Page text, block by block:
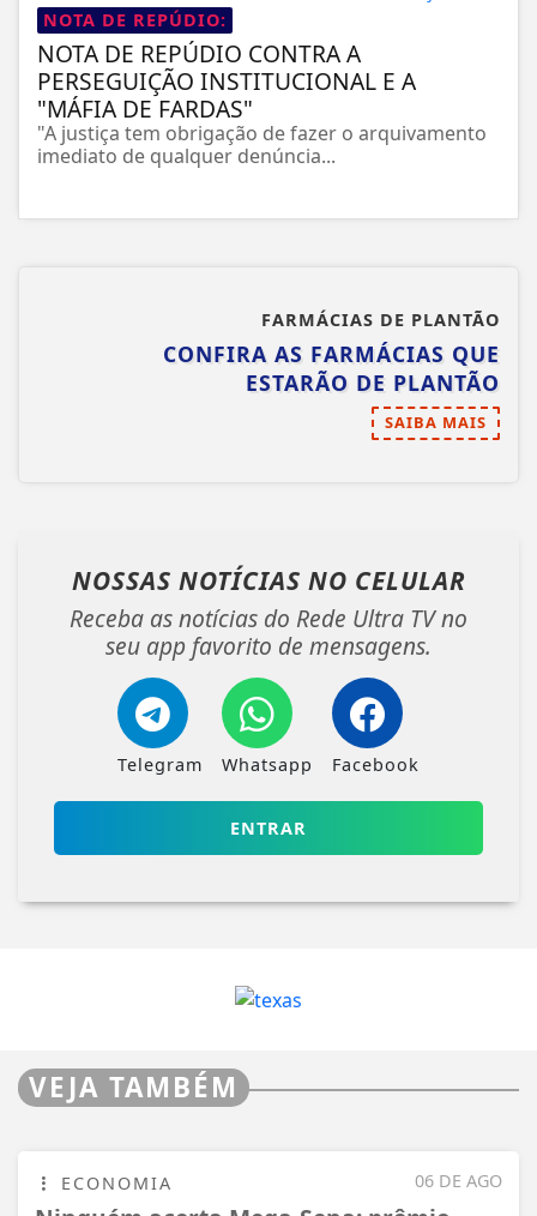
NOTA DE REPÚDIO:
NOTA DE REPÚDIO CONTRA A
PERSEGUIÇÃO INSTITUCIONAL E A
"MÁFIA DE FARDAS"
"A justiça tem obrigação de fazer o arquivamento
imediato de qualquer denúncia...
FARMÁCIAS DE PLANTÃO
CONFIRA AS FARMÁCIAS QUE
ESTARÃO DE PLANTÃO
SAIBA MAIS
NOSSAS NOTÍCIAS NO CELULAR
Receba as notícias do Rede Ultra TV no
seu app favorito de mensagens.
Telegram Whatsapp Facebook
ENTRAR
VEJA TAMBÉM
06 DE AGO
ECONOMIA